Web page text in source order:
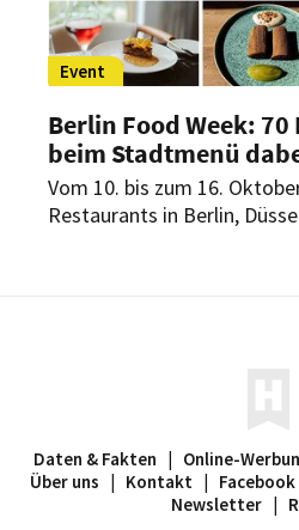
Event
Berlin Food Week:
beim Stadtmenü
Vom 10. bis zum 16.
Restaurants in Berlin,
Daten & Fakten | Online-
Über uns | Kontakt | Facebook
Newsletter |